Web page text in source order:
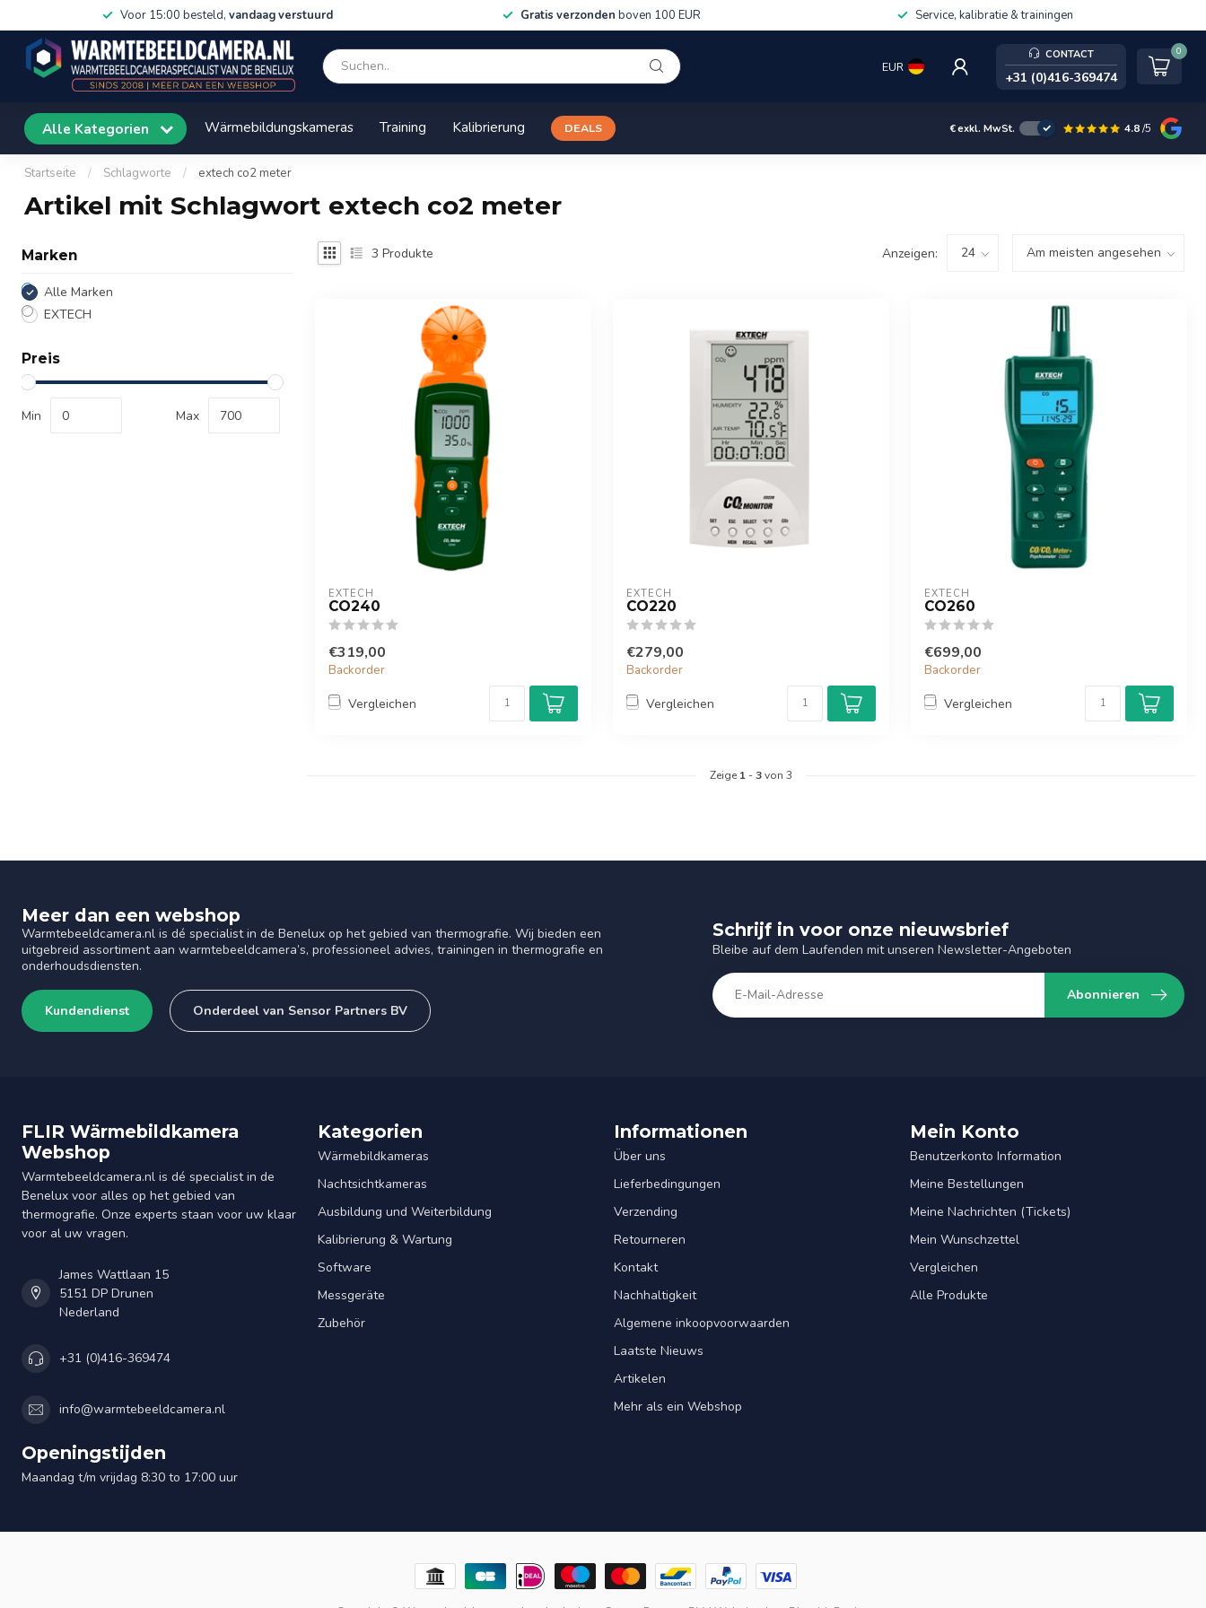
Voor 15:00 besteld, vandaag verstuurd Gratis verzonden boven 100 EUR Service, kalibratie & trainingen
EUR
CONTACT
+31 (0)416-369474
0
Alle Kategorien Wärmebildungskameras Training Kalibrierung DEALS €exkl. MwSt. 4.8/5
Startseite / Schlagworte / extech co2 meter
Artikel mit Schlagwort extech co2 meter
Marken
Alle Marken
EXTECH
Preis
Min Max
3 Produkte Anzeigen:
EXTECH
CO240
€319,00
Backorder
Vergleichen
EXTECH
CO220
€279,00
Backorder
Vergleichen
EXTECH
CO260
€699,00
Backorder
Vergleichen
Zeige 1 -3von 3
Meer dan een webshop
Warmtebeeldcamera.nl is dé specialist in de Benelux op het gebied van thermografie. Wij bieden een
uitgebreid assortiment aan warmtebeeldcamera’s, professioneel advies, trainingen in thermografie en
onderhoudsdiensten.
Kundendienst Onderdeel van Sensor Partners BV
Schrijf in voor onze nieuwsbrief
Bleibe auf dem Laufenden mit unseren Newsletter-Angeboten
Abonnieren
FLIR Wärmebildkamera
Webshop
Warmtebeeldcamera.nl is dé specialist in de
Benelux voor alles op het gebied van
thermografie. Onze experts staan voor uw klaar
voor al uw vragen.
James Wattlaan 15
5151 DP Drunen
Nederland
+31 (0)416-369474
info@warmtebeeldcamera.nl
Openingstijden
Maandag t/m vrijdag 8:30 to 17:00 uur
Kategorien
Wärmebildkameras
Nachtsichtkameras
Ausbildung und Weiterbildung
Kalibrierung & Wartung
Software
Messgeräte
Zubehör
Informationen
Über uns
Lieferbedingungen
Verzending
Retourneren
Kontakt
Nachhaltigkeit
Algemene inkoopvoorwaarden
Laatste Nieuws
Artikelen
Mehr als ein Webshop
Mein Konto
Benutzerkonto Information
Meine Bestellungen
Meine Nachrichten (Tickets)
Mein Wunschzettel
Vergleichen
Alle Produkte